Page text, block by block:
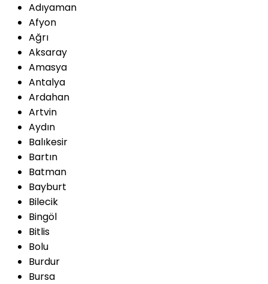
Adıyaman
Afyon
Ağrı
Aksaray
Amasya
Antalya
Ardahan
Artvin
Aydın
Balıkesir
Bartın
Batman
Bayburt
Bilecik
Bingöl
Bitlis
Bolu
Burdur
Bursa